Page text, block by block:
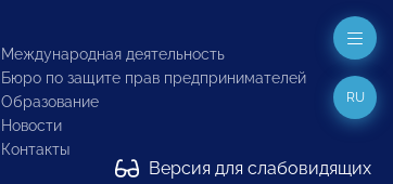
Международная деятельность
Бюро по защите прав предпринимателей
Образование
Новости
Контакты
Версия для слабовидящих
RU